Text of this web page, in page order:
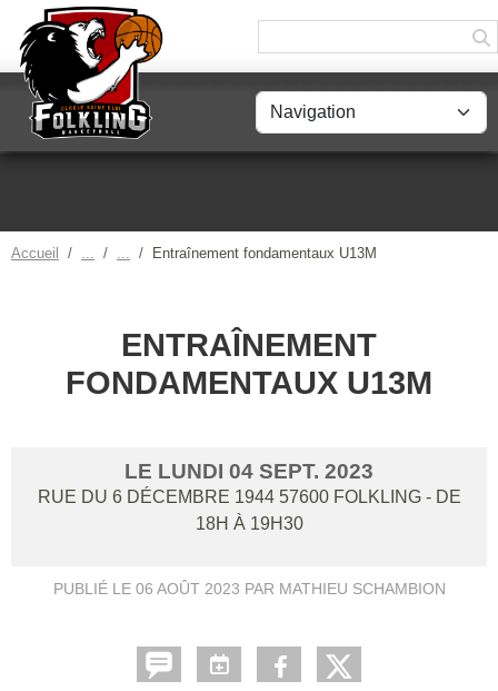
Accueil Entraînement fondamentaux U13M
ENTRAÎNEMENT
FONDAMENTAUX U13M
LE LUNDI 04 SEPT. 2023
RUE DU 6 DÉCEMBRE 1944 57600 FOLKLING - DE
18H À 19H30
PUBLIÉ LE 06 AOÛT 2023 PAR MATHIEU SCHAMBION
Panneau de gestion des cookies